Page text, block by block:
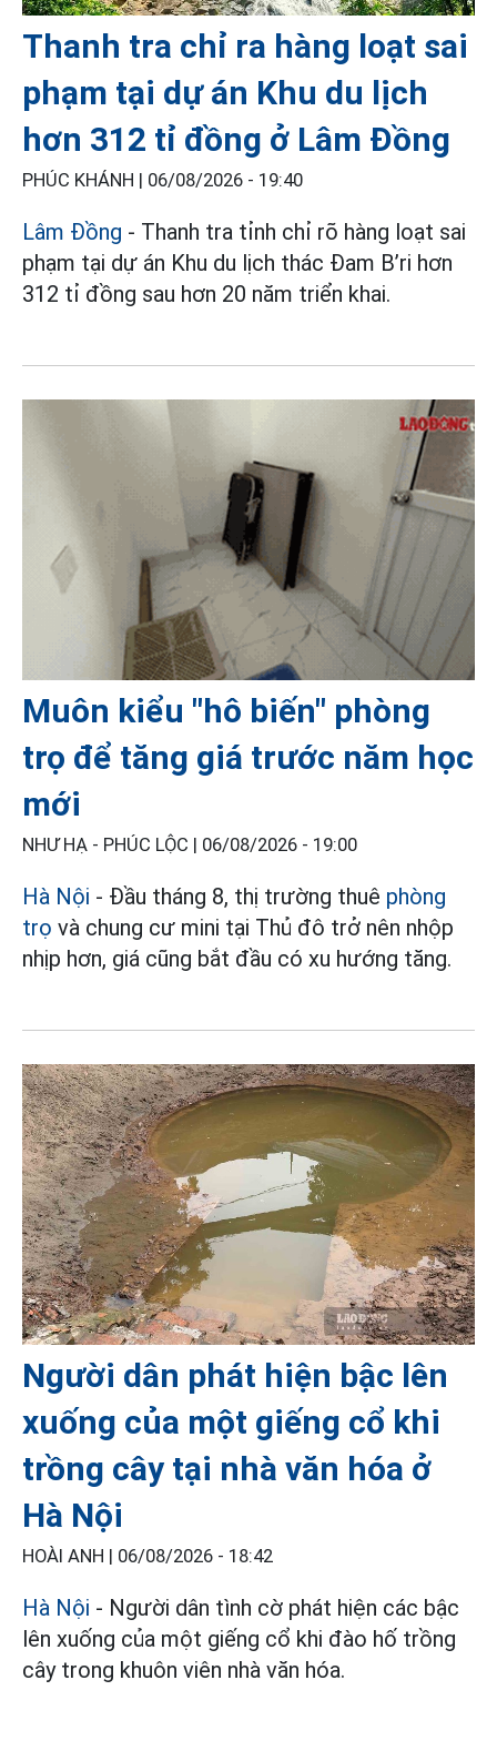
Thanh tra chỉ ra hàng loạt sai
phạm tại dự án Khu du lịch
hơn 312 tỉ đồng ở Lâm Đồng
PHÚC KHÁNH | 06/08/2026 - 19:40
Lâm Đồng - Thanh tra tỉnh chỉ rõ hàng loạt sai
phạm tại dự án Khu du lịch thác Đam B’ri hơn
312 tỉ đồng sau hơn 20 năm triển khai.
Muôn kiểu "hô biến" phòng
trọ để tăng giá trước năm học
mới
NHƯ HẠ - PHÚC LỘC | 06/08/2026 - 19:00
Hà Nội - Đầu tháng 8, thị trường thuê phòng
trọ và chung cư mini tại Thủ đô trở nên nhộp
nhịp hơn, giá cũng bắt đầu có xu hướng tăng.
Người dân phát hiện bậc lên
xuống của một giếng cổ khi
trồng cây tại nhà văn hóa ở
Hà Nội
HOÀI ANH | 06/08/2026 - 18:42
Hà Nội - Người dân tình cờ phát hiện các bậc
lên xuống của một giếng cổ khi đào hố trồng
cây trong khuôn viên nhà văn hóa.